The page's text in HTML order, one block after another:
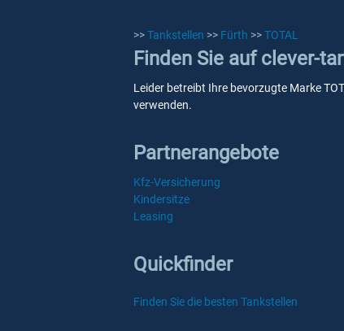
>>Tankstellen >> Fürth >>TOTAL
Finden Sie auf clever-
Leider betreibt Ihre bevorzugte Marke
verwenden.
Partnerangebote
Kfz-Versicherung
Kindersitze
Leasing
Quickfinder
Finden Sie die besten Tankstellen